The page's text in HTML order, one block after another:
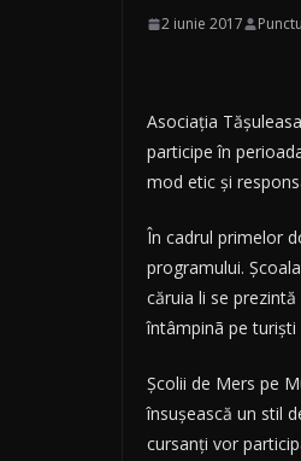
2 iunie 2017
Asociaţia
participe în
mod etic şi
În cadrul primelor
programului.
căruia li se
întâmpinã pe
Şcolii de Mers pe
însuşească un stil
cursanţi vor